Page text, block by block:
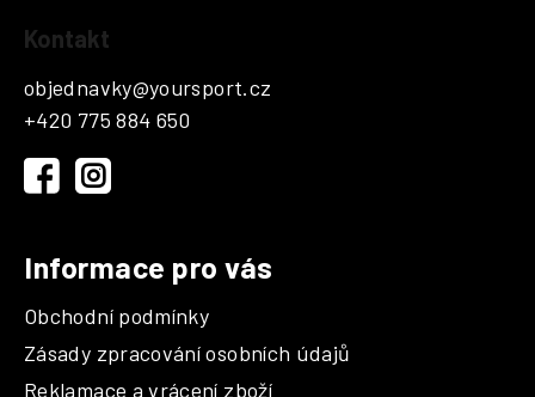
Kontakt
objednavky@yoursport.cz
+420 775 884 650
Informace pro vás
Obchodní podmínky
Zásady zpracování osobních údajů
Reklamace a vrácení zboží